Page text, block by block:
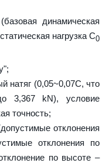
динамическая
нагрузка С0
натяг (0,05~0,07C, что
3,367 kN), условие
точность;
отклонения
отклонения по
по высоте –